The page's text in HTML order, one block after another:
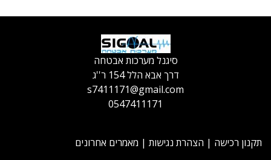
סיגנל מערכות אבטחה
דרך אבא הלל 154 ר''ג
s7411171@gmail.com
0547411171
תקנון רכישה | הצהרת נגישות | מאמרים אחרונים